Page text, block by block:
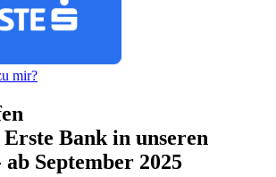
mir?
Bank in unseren
September 2025